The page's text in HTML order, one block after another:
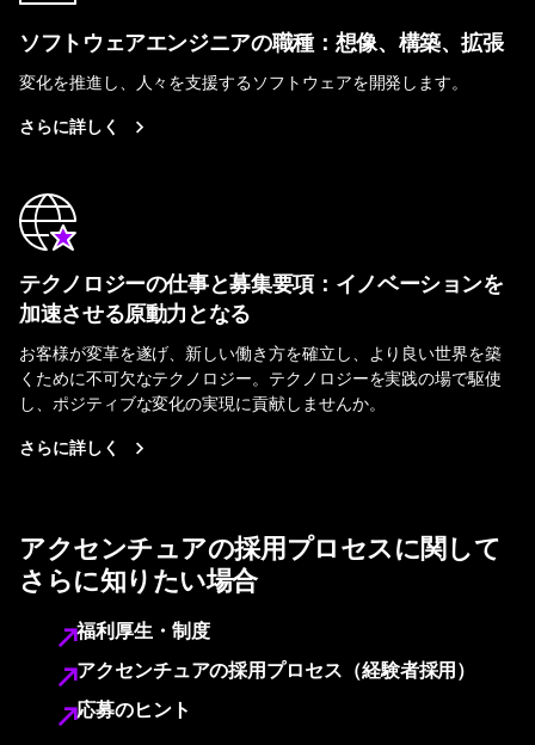
ソフトウェアエンジニアの職種：想像、構築、拡張
変化を推進し、人々を支援するソフトウェアを開発します。
さらに詳しく
テクノロジーの仕事と募集要項：イノベーションを
加速させる原動力となる
お客様が変革を遂げ、新しい働き方を確立し、より良い世界を築
くために不可欠なテクノロジー。テクノロジーを実践の場で駆使
し、ポジティブな変化の実現に貢献しませんか。
さらに詳しく
アクセンチュアの採用プロセスに関して
さらに知りたい場合
福利厚生・制度
アクセンチュアの採用プロセス（経験者採用）
応募のヒント